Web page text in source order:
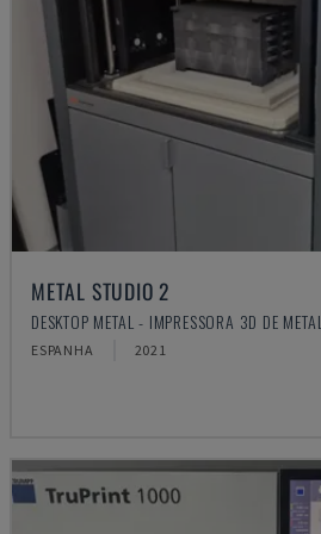
METAL STUDIO 2
DESKTOP METAL - IMPRESSORA 3D DE METAL
ESPANHA 2021